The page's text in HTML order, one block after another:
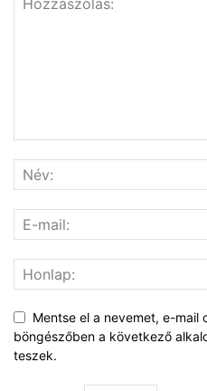
Mentse el a nevemet, e-mail
böngészőben a következő
teszek.